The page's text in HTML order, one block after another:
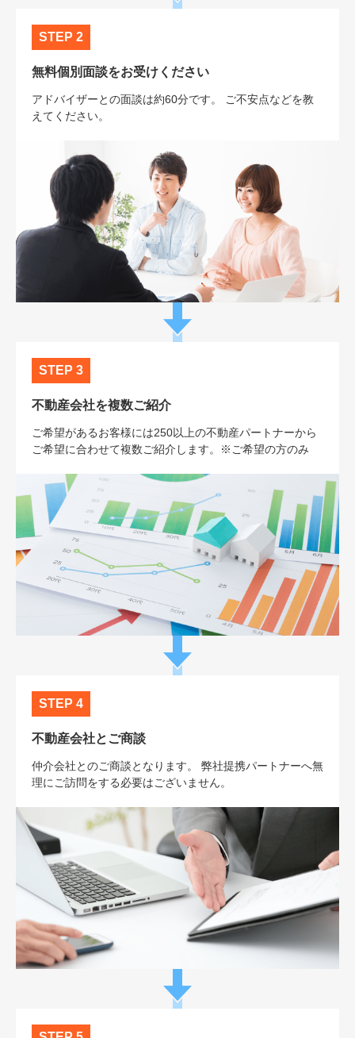
STEP 2
無料個別面談をお受けください
アドバイザーとの面談は約60分です。 ご不安点などを教
えてください。
STEP 3
不動産会社を複数ご紹介
ご希望があるお客様には250以上の不動産パートナーから
ご希望に合わせて複数ご紹介します。※ご希望の方のみ
STEP 4
不動産会社とご商談
仲介会社とのご商談となります。 弊社提携パートナーへ無
理にご訪問をする必要はございません。